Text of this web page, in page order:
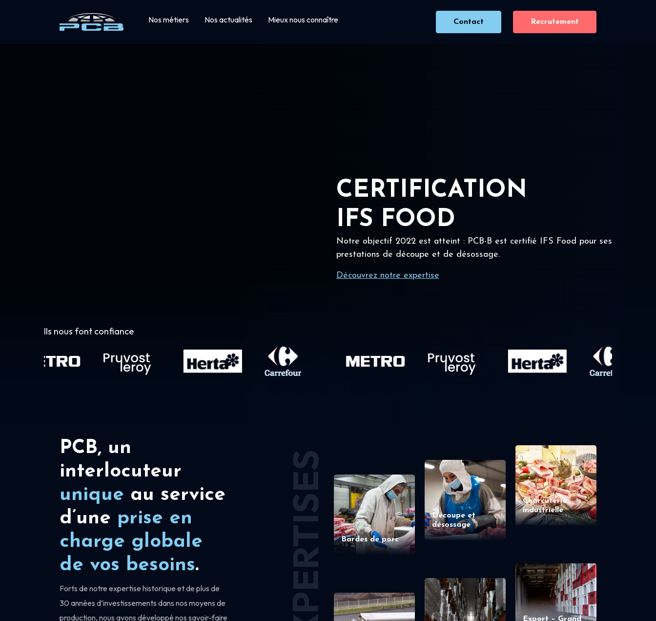
Nos métiers Nos actualités Mieux nous connaître Contact Recrutement
CERTIFICATION
IFS FOOD
Notre objectif 2022 est atteint : PCB-B est certifié IFS Food pour ses
prestations de découpe et de désossage.
Découvrez notre expertise
Ils nous font confiance
PCB, un
interlocuteur
unique au service
d’une prise en
charge globale
de vos besoins.
Forts de notre expertise historique et de plus de
30 années d’investissements dans nos moyens de
production, nous avons développé nos savoir-faire
EXPERTISES Bardes de porc
Découpe et
désossage
Charcuterie
industrielle
Export – Grand